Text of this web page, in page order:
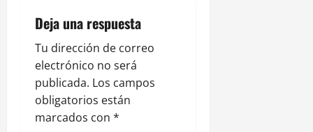
c
i
ó
n
Deja una respuesta
Tu dirección de correo
electrónico no será
publicada. Los campos
obligatorios están
marcados con *